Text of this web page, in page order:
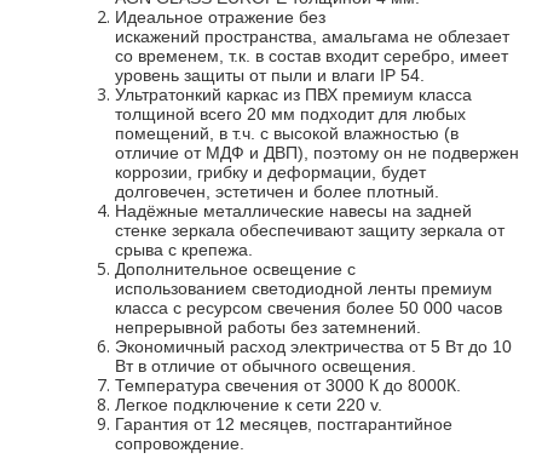
Идеальное отражение без
искажений пространства, амальгама не облезает
со временем, т.к. в состав входит серебро, имеет
уровень защиты от пыли и влаги IP 54.
Ультратонкий каркас из ПВХ премиум класса
толщиной всего 20 мм подходит для любых
помещений, в т.ч. с высокой влажностью (в
отличие от МДФ и ДВП), поэтому он не подвержен
коррозии, грибку и деформации, будет
долговечен, эстетичен и более плотный.
Надёжные металлические навесы на задней
стенке зеркала обеспечивают защиту зеркала от
срыва с крепежа.
Дополнительное освещение с
использованием светодиодной ленты премиум
класса с ресурсом свечения более 50 000 часов
непрерывной работы без затемнений.
Экономичный расход электричества от 5 Вт до 10
Вт в отличие от обычного освещения.
Температура свечения от 3000 К до 8000К.
Легкое подключение к сети 220 v.
Гарантия от 12 месяцев, постгарантийное
сопровождение.